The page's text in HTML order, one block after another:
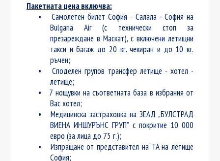
Пакетната цена включва:
•
Самолетен билет София - Салалa - София на
Bulgaria Air (с технически стоп за
презареждане в Мaскат), с включени летищни
такси и багаж до 20 кг. чекиран и до 10 кг.
ръчен;
•
Споделен групов трансфер летище - хотел -
летище;
•
7 нощувки на съответната база в избрания от
Вас хотел;
•
Медицинска застраховка на ЗEАД „БУЛСТРАД
ВИЕНА ИНШУРЪНС ГРУП” с покритие 10 000
евро (за лица до 75 г.);
•
Изпращане от представител на TA на летище
София;